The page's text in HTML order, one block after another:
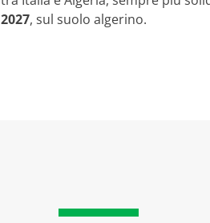
2027, sul suolo algerino.